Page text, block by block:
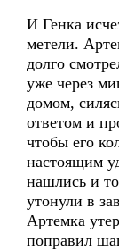
И Генка
метели.
долго
уже через
домом,
ответом и
чтобы его
настоящим
нашлись и
утонули в
Артемка
поправил